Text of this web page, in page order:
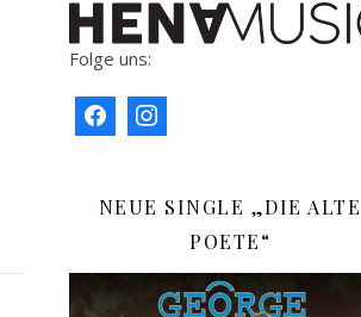
Folge uns:
NEUE SINGLE „DIE ALTE
POETE“